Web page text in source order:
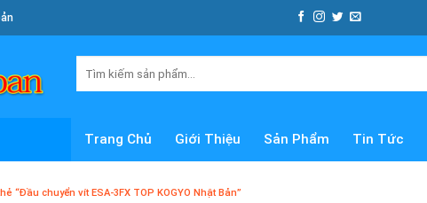
Trang Chủ Giới Thiệu Sản Phẩm Tin Tức
“Đầu chuyển vít ESA-3FX TOP KOGYO Nhật Bản”